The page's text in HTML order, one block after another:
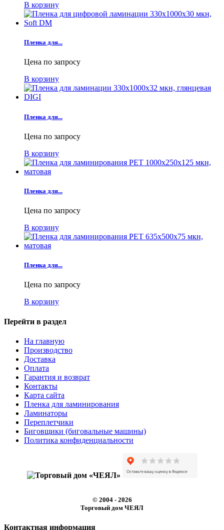
В корзину
Пленка для...
Цена по запросу
В корзину
Пленка для...
Цена по запросу
В корзину
Пленка для...
Цена по запросу
В корзину
Пленка для...
Цена по запросу
В корзину
Перейти в раздел
На главную
Производство
Доставка
Оплата
Гарантия и возврат
Контакты
Карта сайта
Пленка для ламинирования
Ламинаторы
Переплетчики
Биговщики (биговальные машины)
Политика конфиденциальности
© 2004 - 2026
Торговый дом ЧЕЯЛ
Контактная информация